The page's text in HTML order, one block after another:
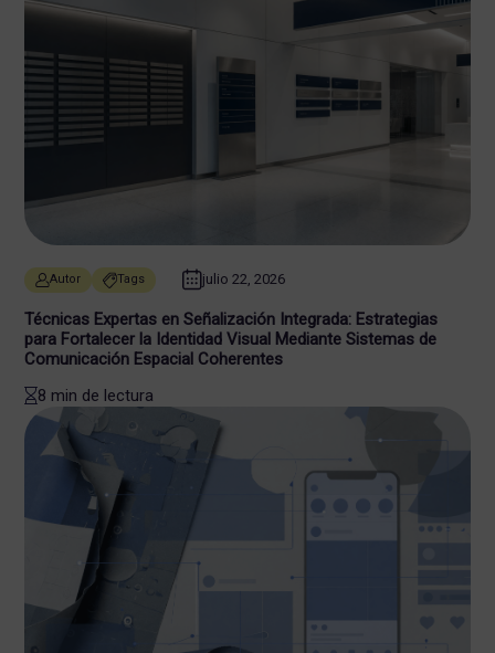
Autor Tags julio 22, 2026
Técnicas Expertas en Señalización Integrada: Estrategias
para Fortalecer la Identidad Visual Mediante Sistemas de
Comunicación Espacial Coherentes
8 min de lectura